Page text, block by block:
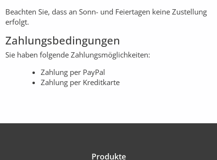
Beachten Sie, dass an Sonn- und Feiertagen keine Zustellung
erfolgt.
Zahlungsbedingungen
Sie haben folgende Zahlungsmöglichkeiten:
Zahlung per PayPal
Zahlung per Kreditkarte
Produkte